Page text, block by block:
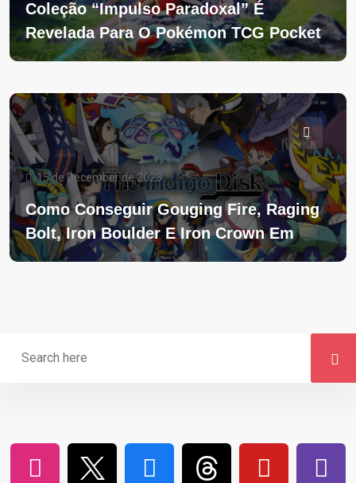
Coleção “Impulso Paradoxal” É
Revelada Para O Pokémon TCG Pocket
15 de December de 2023
Como Conseguir Gouging Fire, Raging
Bolt, Iron Boulder E Iron Crown Em